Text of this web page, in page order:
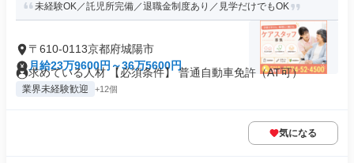
未経験OK／託児所完備／退職金制度あり／見学だけでもOK
〒610-0113京都府城陽市
月給23万9600円～36万5600円
求めている人材 【必須条件】 普通自動車免許（AT可）
業界未経験歓迎 +12個
気になる